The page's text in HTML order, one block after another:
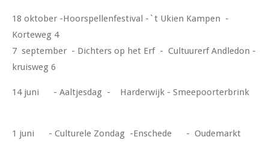
18 oktober -Hoorspellenfestival -`t Ukien Kampen -
Korteweg 4
7 september - Dichters op het Erf - Cultuurerf Andledon -
kruisweg 6
14 juni - Aaltjesdag - Harderwijk - Smeepoorterbrink
1 juni - Culturele Zondag -Enschede - Oudemarkt